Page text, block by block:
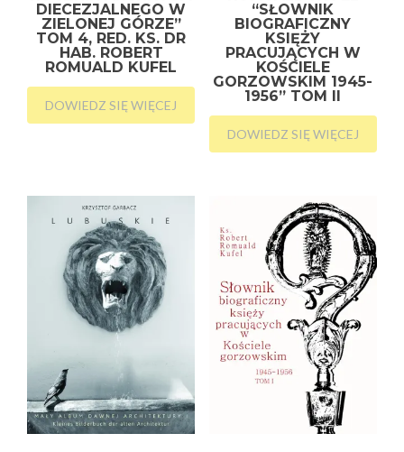
DIECEZJALNEGO W
ZIELONEJ GÓRZE”
TOM 4, RED. KS. DR
HAB. ROBERT
ROMUALD KUFEL
DOWIEDZ SIĘ WIĘCEJ
“SŁOWNIK
BIOGRAFICZNY
KSIĘŻY
PRACUJĄCYCH W
KOŚCIELE
GORZOWSKIM 1945-
1956” TOM II
DOWIEDZ SIĘ WIĘCEJ